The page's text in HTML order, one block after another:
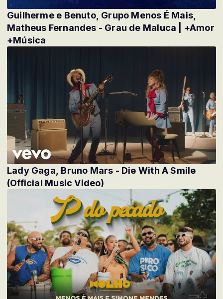
Guilherme e Benuto, Grupo Menos É Mais,
Matheus Fernandes - Grau de Maluca | +Amor
+Música
Lady Gaga, Bruno Mars - Die With A Smile
(Official Music Video)